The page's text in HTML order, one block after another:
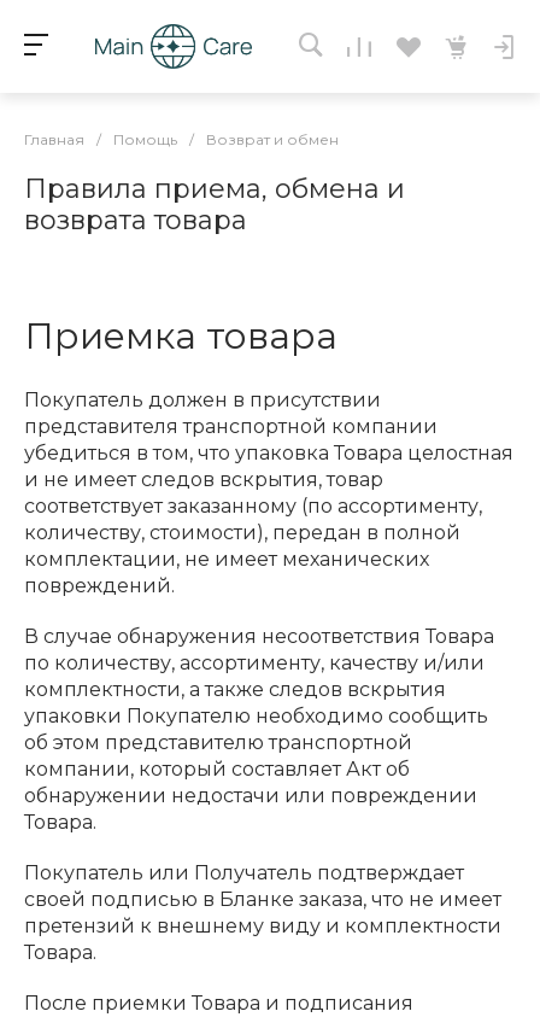
Главная / Помощь / Возврат и обмен
Правила приема, обмена и
возврата товара
Приемка товара
Покупатель должен в присутствии
представителя транспортной компании
убедиться в том, что упаковка Товара целостная
и не имеет следов вскрытия, товар
соответствует заказанному (по ассортименту,
количеству, стоимости), передан в полной
комплектации, не имеет механических
повреждений.
В случае обнаружения несоответствия Товара
по количеству, ассортименту, качеству и/или
комплектности, а также следов вскрытия
упаковки Покупателю необходимо сообщить
об этом представителю транспортной
компании, который составляет Акт об
обнаружении недостачи или повреждении
Товара.
Покупатель или Получатель подтверждает
своей подписью в Бланке заказа, что не имеет
претензий к внешнему виду и комплектности
Товара.
После приемки Товара и подписания